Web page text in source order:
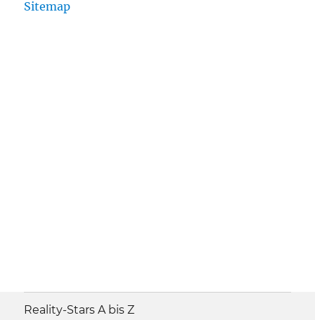
Sitemap
Reality-Stars A bis Z